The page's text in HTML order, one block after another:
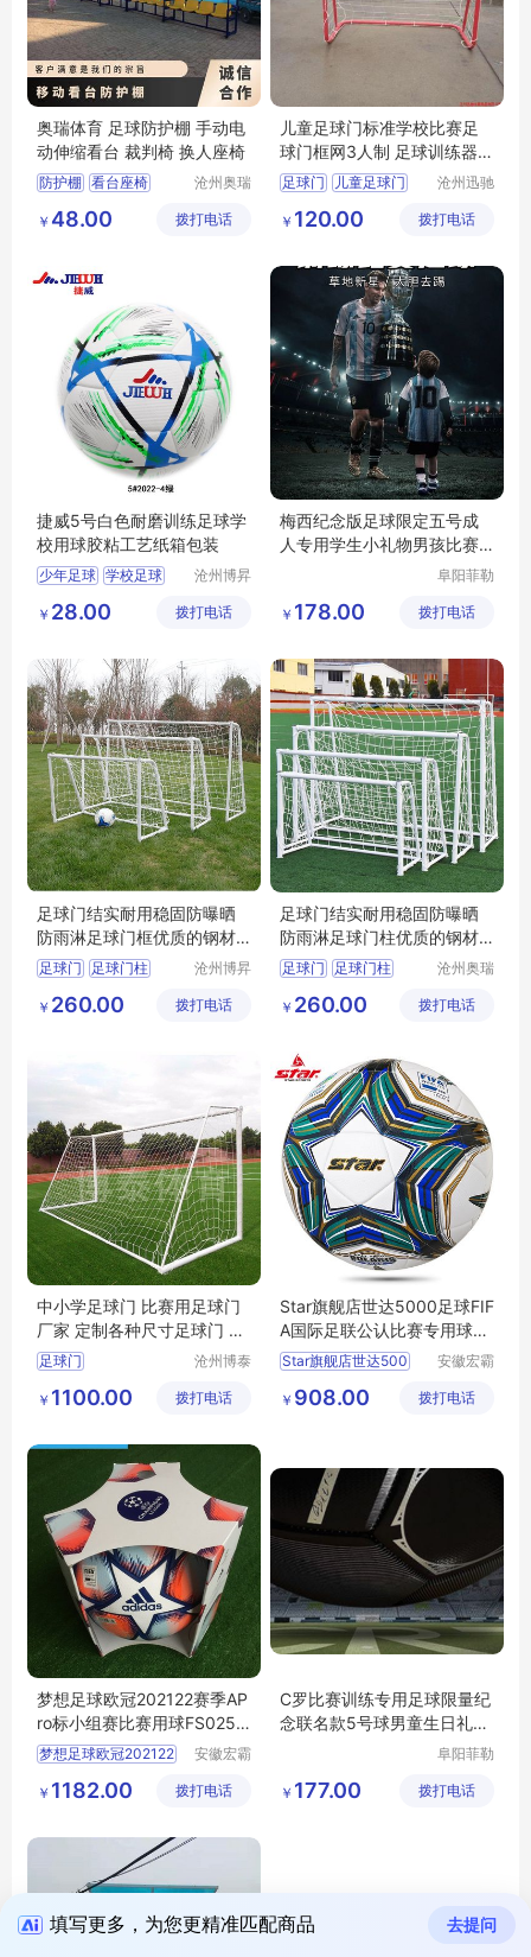
奥瑞体育 足球防护棚 手动电
动伸缩看台 裁判椅 换人座椅
防护棚 看台座椅
足球替补席
沧州奥瑞
制造有限
￥ 48.00 拨打电话
儿童足球门标准学校比赛足
球门框网3人制 足球训练器材
1.2X0.8米
足球门
儿童足球门
少儿足球门
沧州迅驰
有限公司
￥ 120.00 拨打电话
捷威5号白色耐磨训练足球学
校用球胶粘工艺纸箱包装
少年足球 学校足球
学校体育用品
沧州博昇
有限公司
￥ 28.00 拨打电话
梅西纪念版足球限定五号成
人专用学生小礼物男孩比赛
阜阳菲勒
公司
￥ 178.00 拨打电话
足球门结实耐用稳固防曝晒
防雨淋足球门框优质的钢材
足球门柱
足球门
足球门柱
足球门尺寸
沧州博昇
有限公司
￥ 260.00 拨打电话
足球门结实耐用稳固防曝晒
防雨淋足球门柱优质的钢材
足球门框
足球门
足球门柱
足球门价格
沧州奥瑞
制造有限
￥ 260.00 拨打电话
中小学足球门 比赛用足球门
厂家 定制各种尺寸足球门 实
体厂家
足球门
沧州博泰
有限公司
￥ 1100.00 拨打电话
Star旗舰店世达5000足球FIF
A国际足联公认比赛专用球SB
105TB
Star旗舰店世达500
安徽宏霸
有限公司
￥ 908.00 拨打电话
梦想足球欧冠202122赛季AP
ro标小组赛比赛用球FS0258
GU0214
梦想足球欧冠202122
安徽宏霸
有限公司
￥ 1182.00 拨打电话
C罗比赛训练专用足球限量纪
念联名款5号球男童生日礼物
阜阳菲勒
公司
￥ 177.00 拨打电话
填写更多，为您更精准匹配商品 去提问